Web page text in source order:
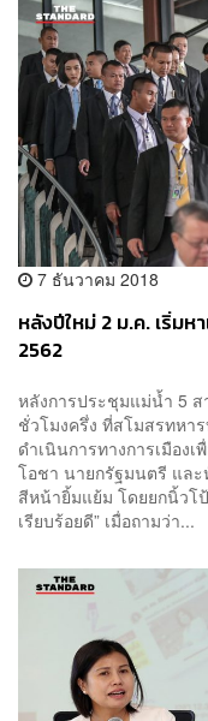
7 ธันวาคม 2018
หลังปีใหม่ 2 ม.ค. เริ่ม
2562
หลังการประชุมแม่น้ำ 5 ส
ชั่วโมงครึ่ง ที่สโมสรทหา
ดำเนินการทางการเมือง
โอชา นายกรัฐมนตรี แล
สีหน้ายิ้มแย้ม โดยยกนิ้วโ
เรียบร้อยดี” เมื่อถามว่า...